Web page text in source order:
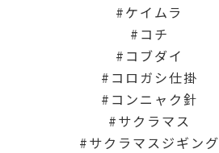
ケイムラ
コチ
コブダイ
コロガシ仕掛
コンニャク針
サクラマス
サクラマスジギング